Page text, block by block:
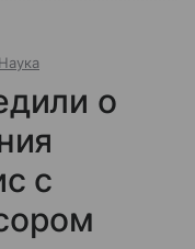
Наука
о
с